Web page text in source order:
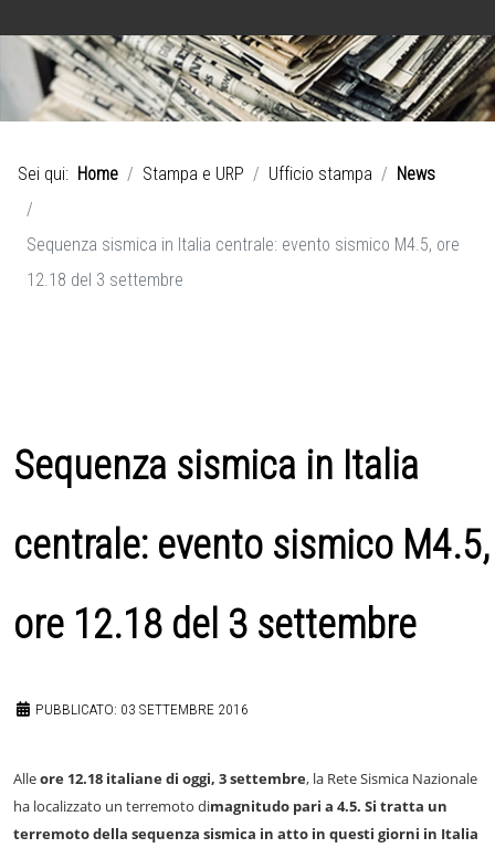
Sei qui: Home Stampa e URP Ufficio stampa News
Sequenza sismica in Italia centrale: evento sismico M4.5, ore
12.18 del 3 settembre
Sequenza sismica in Italia
centrale: evento sismico M4.5,
ore 12.18 del 3 settembre
PUBBLICATO: 03 SETTEMBRE 2016
Alleore 12.18 italiane di oggi, 3 settembre, la Rete Sismica Nazionale
ha localizzato un terremoto dimagnitudo pari a 4.5. Si tratta un
terremoto della sequenza sismica in atto in questi giorni in Italia